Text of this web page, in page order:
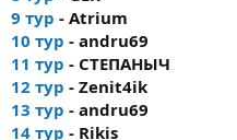
9 тур - Atrium
10 тур - andru69
11 тур - СТЕПАНЫЧ
12 тур - Zenit4ik
13 тур - andru69
14 тур - Rikis